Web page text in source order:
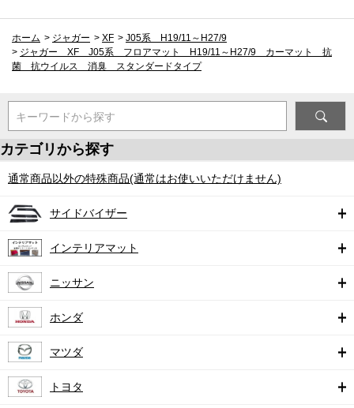
ホーム > ジャガー > XF > J05系 H19/11～H27/9
> ジャガー XF J05系 フロアマット H19/11～H27/9 カーマット 抗
菌 抗ウイルス 消臭 スタンダードタイプ
キーワードから探す
カテゴリから探す
通常商品以外の特殊商品(通常はお使いいただけません)
サイドバイザー
インテリアマット
ニッサン
ホンダ
マツダ
トヨタ